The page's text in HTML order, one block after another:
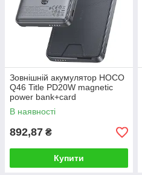
Зовнішній акумулятор HOCO
Q46 Title PD20W magnetic
power bank+card
holder+phone
holder(5000mAh) Silver Gray
В наявності
892,87 ₴
Купити